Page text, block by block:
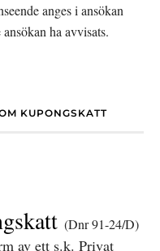
anges i ansökan
ha avvisats.
KUPONGSKATT
(Dnr 91-24/D)
av ett s.k. Privat